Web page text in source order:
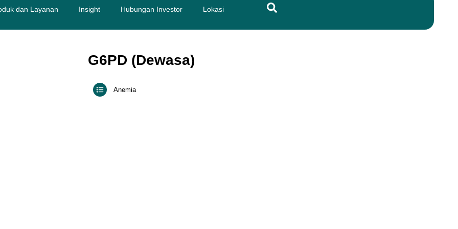
dan Layanan Insight Hubungan Investor Lokasi
G6PD (Dewasa)
Anemia